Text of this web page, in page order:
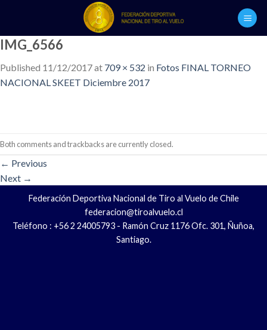
content
IMG_6566
Published 11/12/2017at 709 × 532 in Fotos FINAL TORNEO
NACIONAL SKEET Diciembre 2017
Both comments and trackbacks are currently closed.
← Previous
Next →
Federación Deportiva Nacional de Tiro al Vuelo de Chile
federacion@tiroalvuelo.cl
Teléfono : +56 2 24005793 - Ramón Cruz 1176 Ofc. 301, Ñuñoa,
Santiago.